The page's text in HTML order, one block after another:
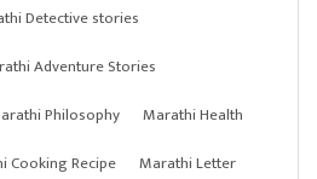
Detective stories
Adventure Stories
Philosophy
Marathi Health
Cooking Recipe
Marathi Letter